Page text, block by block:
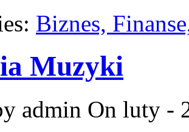
Biznes,
Muzyki
admin On luty -